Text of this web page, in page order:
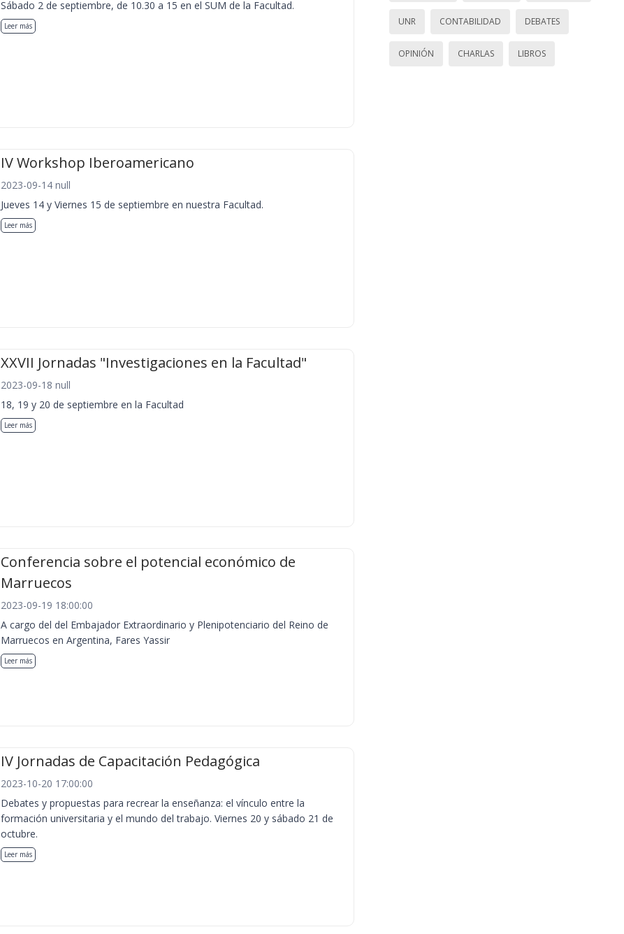
Sábado 2 de septiembre, de 10.30 a 15 en el SUM de la Facultad.
Leer más
IV Workshop Iberoamericano
2023-09-14 null
Jueves 14 y Viernes 15 de septiembre en nuestra Facultad.
Leer más
XXVII Jornadas "Investigaciones en la Facultad"
2023-09-18 null
18, 19 y 20 de septiembre en la Facultad
Leer más
Conferencia sobre el potencial económico de
Marruecos
2023-09-19 18:00:00
A cargo del del Embajador Extraordinario y Plenipotenciario del Reino de
Marruecos en Argentina, Fares Yassir
Leer más
IV Jornadas de Capacitación Pedagógica
2023-10-20 17:00:00
Debates y propuestas para recrear la enseñanza: el vínculo entre la
formación universitaria y el mundo del trabajo. Viernes 20 y sábado 21 de
octubre.
Leer más
UNR CONTABILIDAD DEBATES
OPINIÓN CHARLAS LIBROS